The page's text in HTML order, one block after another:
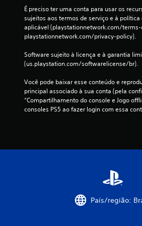
É preciso ter uma conta para usar os
sujeitos aos termos de serviço e à
aplicável (playstationnetwork.com/
playstationnetwork.com/privacy-policy).
Software sujeito à licença e à garantia
(us.playstation.com/softwarelicense/br).
Você pode baixar esse conteúdo e
principal associado à sua conta (pela
“Compartilhamento do console e Jogo
consoles PS5 ao fazer login com essa
País/região: